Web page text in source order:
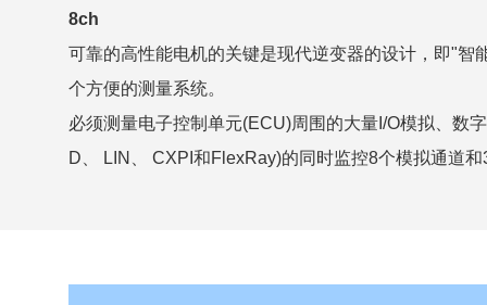
8ch
可靠的高性能电机的关键是现代逆变器的设计，即"
个方便的测量系统。
必须测量电子控制单元(ECU)周围的大量I/O模拟、数
D、 LIN、 CXPI和FlexRay)的同时监控8个模拟通道